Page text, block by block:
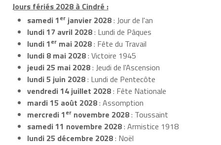
Jours fériés 2028 à Cindré :
samedi 1er janvier 2028: Jour de l'an
lundi 17 avril 2028: Lundi de Pâques
lundi 1er mai 2028: Fête du Travail
lundi 8 mai 2028: Victoire 1945
jeudi 25 mai 2028: Jeudi de l'Ascension
lundi 5 juin 2028: Lundi de Pentecôte
vendredi 14 juillet 2028: Fête Nationale
mardi 15 août 2028: Assomption
mercredi 1er novembre 2028: Toussaint
samedi 11 novembre 2028: Armistice 1918
lundi 25 décembre 2028: Noël